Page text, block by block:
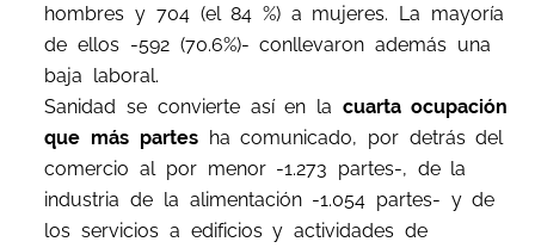
hombres y 704 (el 84 %) a mujeres. La mayoría
de ellos -592 (70.6%)- conllevaron además una
baja laboral.
Sanidad se convierte así en la cuarta ocupación
que más partes ha comunicado, por detrás del
comercio al por menor -1.273 partes-, de la
industria de la alimentación -1.054 partes- y de
los servicios a edificios y actividades de